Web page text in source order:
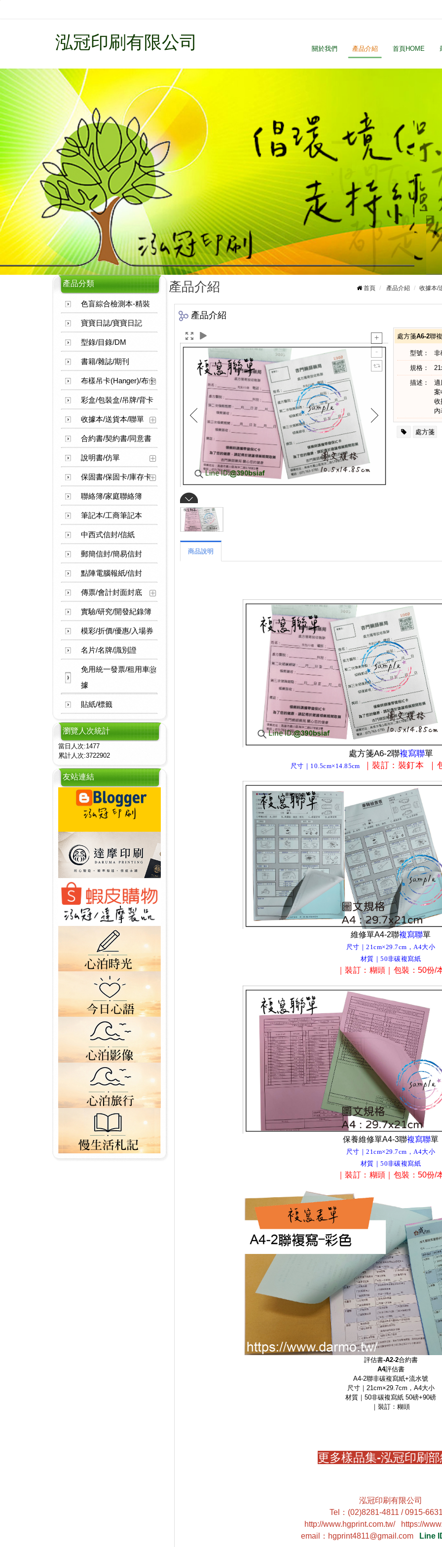
泓冠印刷有限公司 關於我們 產品介紹 首頁HOME
產品分類
色盲綜合檢測本-精裝
寶寶日誌/寶寶日記
型錄/目錄/DM
書籍/雜誌/期刊
布樣吊卡(Hanger)/布卡
彩盒/包裝盒/吊牌/背卡
收據本/送貨本/聯單
合約書/契約書/同意書
說明書/仿單
保固書/保固卡/庫存卡
聯絡簿/家庭聯絡簿
筆記本/工商筆記本
中西式信封/信紙
郵簡信封/簡易信封
點陣電腦報紙/信封
傳票/會計封面封底
實驗/研究/開發紀錄簿
模彩/折價/優惠/入場券
名片/名牌/識別證
免用統一發票/租用車收
據
貼紙/標籤
瀏覽人次統計
當日人次:1477
累計人次:3722902
友站連結
產品介紹 首頁 產品介紹 收據本/
產品介紹
處方箋A6-2聯
型號：
非
規格：
描述：
適
案
收
處方箋
商品說明
處方箋A6-2聯複寫聯單
尺寸｜10.5cm×14.85cm ｜裝訂 ：裝釘本 ｜
維修單A4-2聯複寫聯單
尺寸｜21cm×29.7cm，A4大小
材質｜50非碳複寫紙
｜裝訂 ：糊頭 ｜包裝 ：50份/
保養維修單A4-3聯複寫聯單
尺寸｜21cm×29.7cm，A4大小
材質｜50非碳複寫紙
｜裝訂 ：糊頭 ｜包裝 ：50份/
評估書-A2-2合約書
A4評估書
A4-2聯非碳複寫紙+流水號
尺寸｜21cm×29.7cm，A4大小
材質｜50非碳複寫紙 50磅+90磅
｜裝訂：糊頭
更多樣品集-泓冠印刷
泓冠印刷有限公司
Tel
： (02)8281-4811 / 0915-
http://www.hgprint.com.tw/
https://
email
： hgprint4811@gmail.com Line